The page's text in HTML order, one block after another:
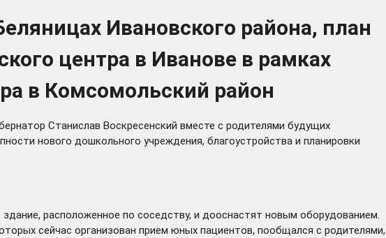
Ивановского района, план
центра в Иванове в рамках
в Комсомольский район
Станислав Воскресенский вместе с родителями будущих
нового дошкольного учреждения, благоустройства и планировки
расположенное по соседству, и дооснастят новым оборудованием.
сейчас организован прием юных пациентов, пообщался с родителями,